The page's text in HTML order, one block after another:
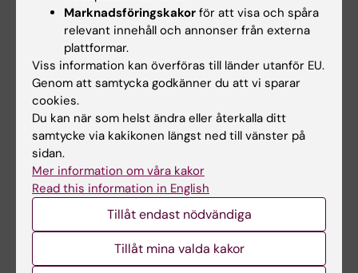
medicin och forskning, även om fokus har
förändrats med åren.
– Nu handlar det mer om att prata om våra
familjer och livet i stort, säger Lisa.
Vad väntar härnäst?
Med tre docenturer på samma år är frågan
vem som blir professor först. Systrarna ser
fram emot att fortsätta bidra till forskningen
inom sina respektive områden, samtidigt som
de jonglerar sina roller som forskare, kliniker
och föräldrar. En sak är säker – deras
gemensamma resa inom medicinen är långt
Marknadsföringskakor för att visa och spåra
relevant innehåll och annonser från externa
plattformar.
Viss information kan överföras till länder utanför EU.
Genom att samtycka godkänner du att vi sparar
cookies.
Du kan när som helst ändra eller återkalla ditt
samtycke via kakikonen längst ned till vänster på
sidan.
Mer information om våra kakor
Read this information in English
Tillåt endast nödvändiga
Tillåt mina valda kakor